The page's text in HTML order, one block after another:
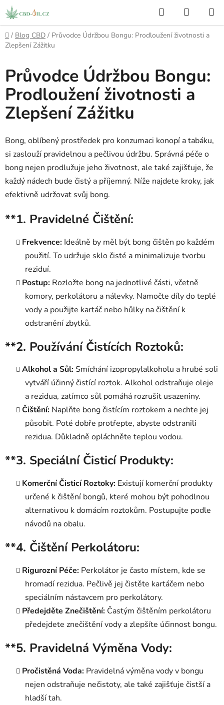
Přejít
na
obsah
Hledat
KOŠÍK
Domů
/ Blog CBD / Průvodce Údržbou Bongu: Prodloužení životnosti a
Zlepšení Zážitku
Průvodce Údržbou Bongu:
Prodloužení životnosti a
Zlepšení Zážitku
Bong, oblíbený prostředek pro konzumaci konopí a tabáku,
si zaslouží pravidelnou a pečlivou údržbu. Správná péče o
bong nejen prodlužuje jeho životnost, ale také zajišťuje, že
každý nádech bude čistý a příjemný. Níže najdete kroky, jak
efektivně udržovat svůj bong.
**1. Pravidelné Čištění:
Frekvence: Ideálně by měl být bong čištěn po každém
použití. To udržuje sklo čisté a minimalizuje tvorbu
reziduí.
Postup: Rozložte bong na jednotlivé části, včetně
komory, perkolátoru a nálevky. Namočte díly do teplé
vody a použijte kartáč nebo hůlky na čištění k
odstranění zbytků.
**2. Používání Čistících Roztoků:
Alkohol a Sůl:Smíchání izopropylalkoholu a hrubé soli
vytváří účinný čistící roztok. Alkohol odstraňuje oleje
a rezidua, zatímco sůl pomáhá rozrušit usazeniny.
Čištění: Naplňte bong čistícím roztokem a nechte jej
působit. Poté dobře protřepte, abyste odstranili
rezidua. Důkladně opláchněte teplou vodou.
**3. Speciální Čisticí Produkty:
Komerční Čisticí Roztoky: Existují komerční produkty
určené k čištění bongů, které mohou být pohodlnou
alternativou k domácím roztokům. Postupujte podle
návodů na obalu.
**4. Čištění Perkolátoru:
Rigurozní Péče: Perkolátor je často místem, kde se
hromadí rezidua. Pečlivě jej čistěte kartáčem nebo
speciálním nástavcem pro perkolátory.
Předejděte Znečištění: Častým čištěním perkolátoru
předejdete znečištění vody a zlepšíte účinnost bongu.
**5. Pravidelná Výměna Vody:
Pročistěná Voda: Pravidelná výměna vody v bongu
nejen odstraňuje nečistoty, ale také zajišťuje čistší a
hladší tah.